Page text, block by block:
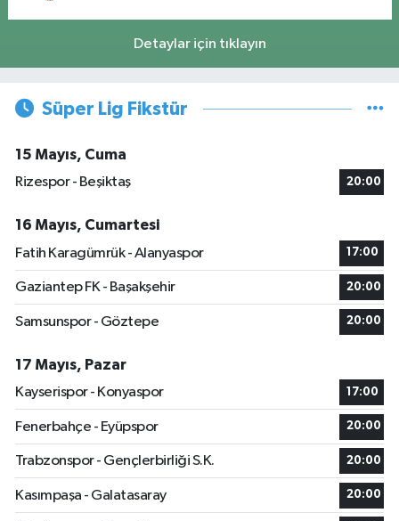
Detaylar için tıklayın
Süper Lig Fikstür
15 Mayıs, Cuma
Rizespor - Beşiktaş
20:00
16 Mayıs, Cumartesi
Fatih Karagümrük - Alanyaspor
17:00
Gaziantep FK - Başakşehir 20:00
Samsunspor - Göztepe 20:00
17 Mayıs, Pazar
Kayserispor - Konyaspor
17:00
Fenerbahçe - Eyüpspor 20:00
Trabzonspor - Gençlerbirliği S.K. 20:00
Kasımpaşa - Galatasaray 20:00